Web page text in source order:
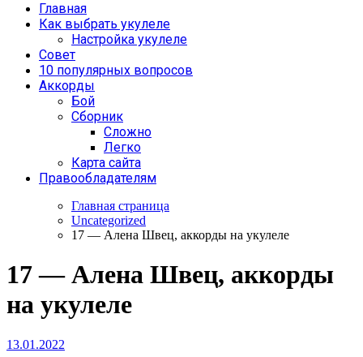
Главная
Как выбрать укулеле
Настройка укулеле
Совет
10 популярных вопросов
Аккорды
Бой
Сборник
Сложно
Легко
Карта сайта
Правообладателям
Главная страница
Uncategorized
17 — Алена Швец, аккорды на укулеле
17 — Алена Швец, аккорды
на укулеле
13.01.2022